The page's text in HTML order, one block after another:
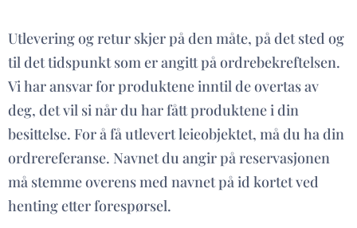
Utlevering og retur skjer på den måte, på det sted og
til det tidspunkt som er angitt på ordrebekreftelsen.
Vi har ansvar for produktene inntil de overtas av
deg, det vil si når du har fått produktene i din
besittelse. For å få utlevert leieobjektet, må du ha din
ordrereferanse. Navnet du angir på reservasjonen
må stemme overens med navnet på id kortet ved
henting etter forespørsel.